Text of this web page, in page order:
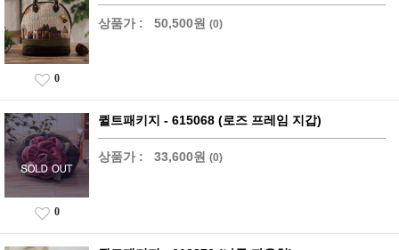
상품가 : 50,500원 (0)
0
퀼트패키지 - 615068 (로즈 프레임 지갑)
상품가 : 33,600원 (0)
0